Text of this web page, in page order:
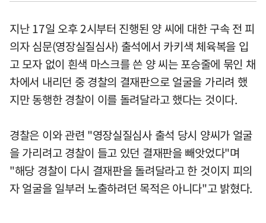
지난 17일 오후 2시부터 진행된 양 씨에 대한 구속 전 피
의자 심문(영장실질심사) 출석에서 카키색 체육복을 입
고 모자 없이 흰색 마스크를 쓴 양 씨는 포승줄에 묶인 채
차에서 내리던 중 경찰의 결재판으로 얼굴을 가리려 했
지만 동행한 경찰이 이를 돌려달라고 했다는 것이다.
경찰은 이와 관련 "영장실질심사 출석 당시 양씨가 얼굴
을 가리려고 경찰이 들고 있던 결재판을 빼앗었다"며
"해당 경찰이 다시 결재판을 돌려달라고 한 것이지 피의
자 얼굴을 일부러 노출하려던 목적은 아니다"고 밝혔다.